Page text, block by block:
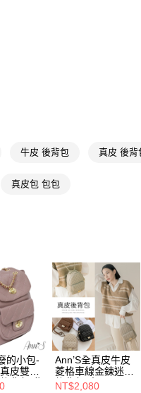
牛皮 後背包 真皮 後背
真皮包 包包
的小包-
皮雙金
背包-紫
Ann’S全真皮牛皮
菱格車線金鍊迷你
後背包-杏
NT$2,080